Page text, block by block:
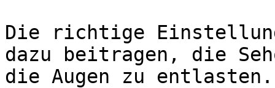
Die richtige
dazu beitragen, die
die Augen zu entlasten.